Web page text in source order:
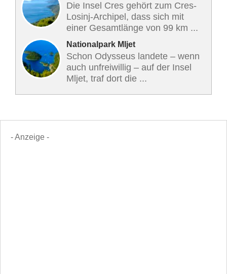
Die Insel Cres gehört zum Cres-
Losinj-Archipel, dass sich mit
einer Gesamtlänge von 99 km ...
Nationalpark Mljet
Schon Odysseus landete – wenn
auch unfreiwillig – auf der Insel
Mljet, traf dort die ...
- Anzeige -